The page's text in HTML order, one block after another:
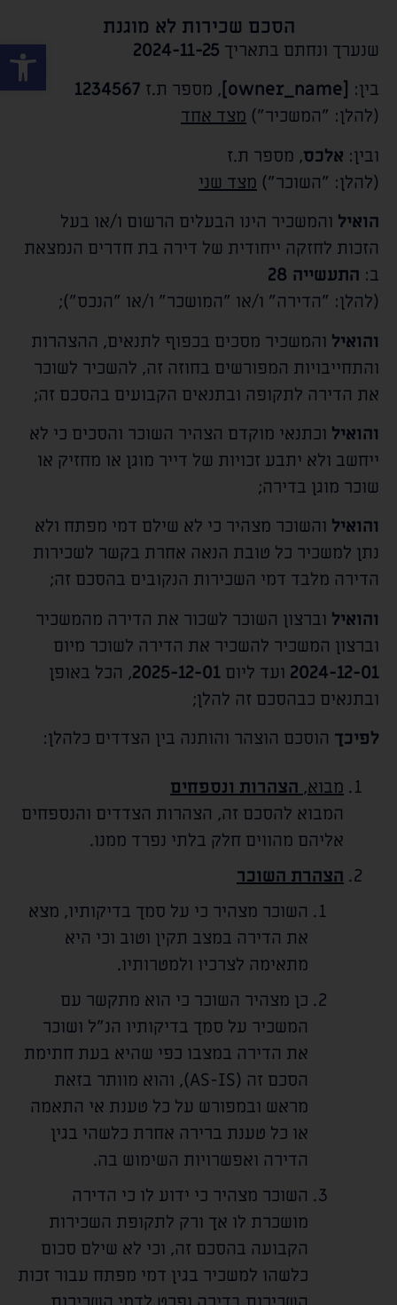
פתח
הסכם שכירות לא מוגנת
שנערך ונחתם בתאריך 2024-11-25
בין: [owner_name] , מספר ת.ז 1234567
(להלן: "המשכיר") מצד אחד
ובין: אלכס, מספר ת.ז
(להלן: "השוכר") מצד שני
הואיל והמשכיר הינו הבעלים הרשום ו/או בעל
הזכות לחזקה ייחודית של דירה בת חדרים הנמצאת
ב: התעשייה 28
(להלן: "הדירה" ו/או "המושכר" ו/או "הנכס");
והואיל והמשכיר מסכים בכפוף לתנאים, ההצהרות
והתחייבויות המפורשים בחוזה זה, להשכיר לשוכר
את הדירה לתקופה ובתנאים הקבועים בהסכם זה;
והואיל וכתנאי מוקדם הצהיר השוכר והסכים כי לא
ייחשב ולא יתבע זכויות של דייר מוגן או מחזיק או
שוכר מוגן בדירה;
והואיל והשוכר מצהיר כי לא שילם דמי מפתח ולא
נתן למשכיר כל טובת הנאה אחרת בקשר לשכירות
הדירה מלבד דמי השכירות הנקובים בהסכם זה;
והואיל וברצון השוכר לשכור את הדירה מהמשכיר
וברצון המשכיר להשכיר את הדירה לשוכר מיום
2024-12-01 ועד ליום 2025-12-01, הכל באופן
ובתנאים כבהסכם זה להלן;
לפיכך הוסכם הוצהר והותנה בין הצדדים כלהלן:
מבוא, הצהרות ונספחים
המבוא להסכם זה, הצהרות הצדדים והנספחים
אליהם מהווים חלק בלתי נפרד ממנו.
הצהרת השוכר
השוכר מצהיר כי על סמך בדיקותיו, מצא
את הדירה במצב תקין וטוב וכי היא
מתאימה לצרכיו ולמטרותיו.
כן מצהיר השוכר כי הוא מתקשר עם
המשכיר על סמך בדיקותיו הנ"ל ושוכר
את הדירה במצבו כפי שהיא בעת חתימת
הסכם זה (AS-IS), והוא מוותר בזאת
מראש ובמפורש על כל טענת אי התאמה
או כל טענת ברירה אחרת כלשהי בגין
הדירה ואפשרויות השימוש בה.
השוכר מצהיר כי ידוע לו כי הדירה
מושכרת לו אך ורק לתקופת השכירות
הקבועה בהסכם זה, וכי לא שילם סכום
כלשהו למשכיר בגין דמי מפתח עבור זכות